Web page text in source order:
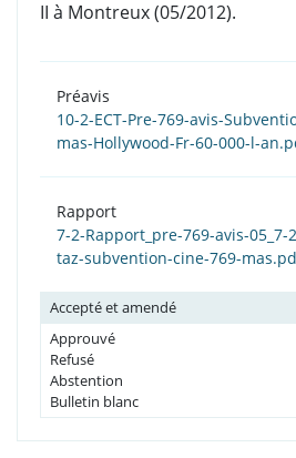
II à Montreux (05/2012).
Préavis
10-2-ECT-Pre-769-avis-
mas-Hollywood-Fr-60-000-l-
Rapport
7-2-Rapport_pre-769-avis-05_7-
taz-subvention-cine-769-
Accepté et amendé
Approuvé
Refusé
Abstention
Bulletin blanc